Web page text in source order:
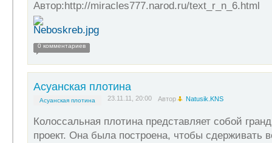
Автор:http://miracles777.narod.ru/text_r_n_6.html
0 комментариев
Асуанская плотина
Асуанская плотина 23.11.11, 20:00 Автор Natusik.KNS
Колоссальная плотина представляет собой
проект. Она была построена, чтобы сдерживать